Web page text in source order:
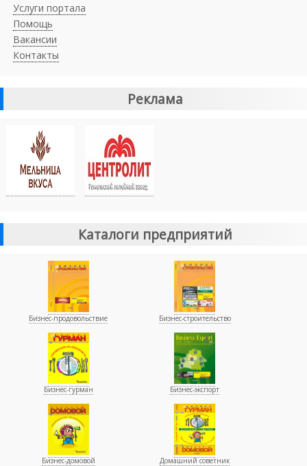
Услуги портала
Помощь
Вакансии
Контакты
Реклама
Каталоги предприятий
Бизнес-продовольствие Бизнес-строительство
Бизнес-гурман Бизнес-экспорт
Бизнес-домовой Домашний советник